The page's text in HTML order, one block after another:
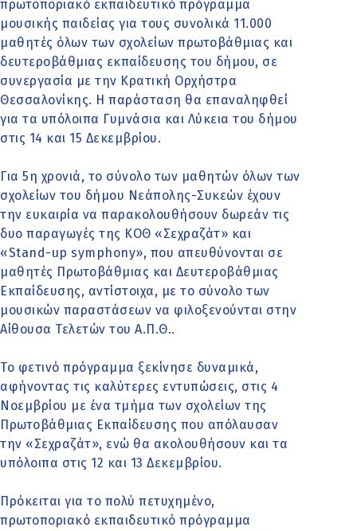
πρωτοποριακό εκπαιδευτικό πρόγραμμα
μουσικής παιδείας για τους συνολικά 11.000
μαθητές όλων των σχολείων πρωτοβάθμιας και
δευτεροβάθμιας εκπαίδευσης του δήμου, σε
συνεργασία με την Κρατική Ορχήστρα
Θεσσαλονίκης. Η παράσταση θα επαναληφθεί
για τα υπόλοιπα Γυμνάσια και Λύκεια του δήμου
στις 14 και 15 Δεκεμβρίου.
Για 5η χρονιά, το σύνολο των μαθητών όλων των
σχολείων του δήμου Νεάπολης-Συκεών έχουν
την ευκαιρία να παρακολουθήσουν δωρεάν τις
δυο παραγωγές της ΚΟΘ «Σεχραζάτ» και
«Stand-up symphony», που απευθύνονται σε
μαθητές Πρωτοβάθμιας και Δευτεροβάθμιας
Εκπαίδευσης, αντίστοιχα, με το σύνολο των
μουσικών παραστάσεων να φιλοξενούνται στην
Αίθουσα Τελετών του Α.Π.Θ..
Το φετινό πρόγραμμα ξεκίνησε δυναμικά,
αφήνοντας τις καλύτερες εντυπώσεις, στις 4
Νοεμβρίου με ένα τμήμα των σχολείων της
Πρωτοβάθμιας Εκπαίδευσης που απόλαυσαν
την «Σεχραζάτ», ενώ θα ακολουθήσουν και τα
υπόλοιπα στις 12 και 13 Δεκεμβρίου.
Πρόκειται για το πολύ πετυχημένο,
πρωτοποριακό εκπαιδευτικό πρόγραμμα